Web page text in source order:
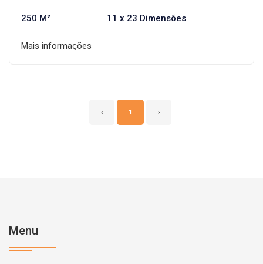
250 M² 11 x 23 Dimensões
Mais informações
‹ 1 ›
Menu